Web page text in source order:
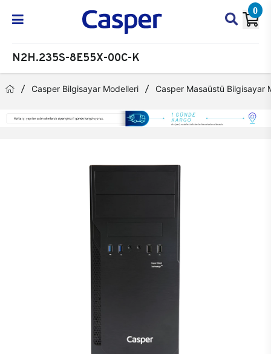
0
N2H.235S-8E55X-00C-K
Casper Bilgisayar Modelleri Casper Masaüstü Bilgisayar